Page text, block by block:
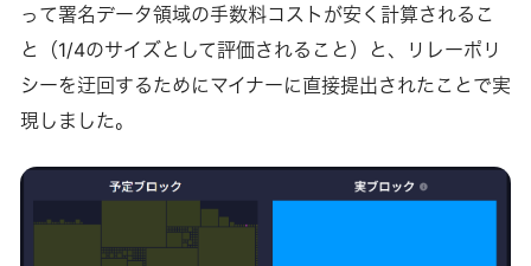
って署名データ領域の手数料コストが安く計算されるこ
と（1/4のサイズとして評価されること）と、リレーポリ
シーを迂回するためにマイナーに直接提出されたことで実
現しました。